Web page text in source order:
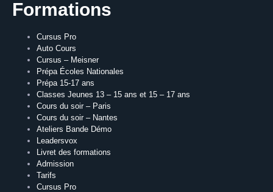
Formations
Cursus Pro
Auto Cours
Cursus – Meisner
Prépa Écoles Nationales
Prépa 15-17 ans
Classes Jeunes 13 – 15 ans et 15 – 17 ans
Cours du soir – Paris
Cours du soir – Nantes
Ateliers Bande Démo
Leadersvox
Livret des formations
Admission
Tarifs
Cursus Pro